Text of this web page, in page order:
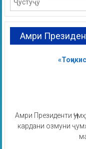
Амри
Амри Президенти
кардани озмуни